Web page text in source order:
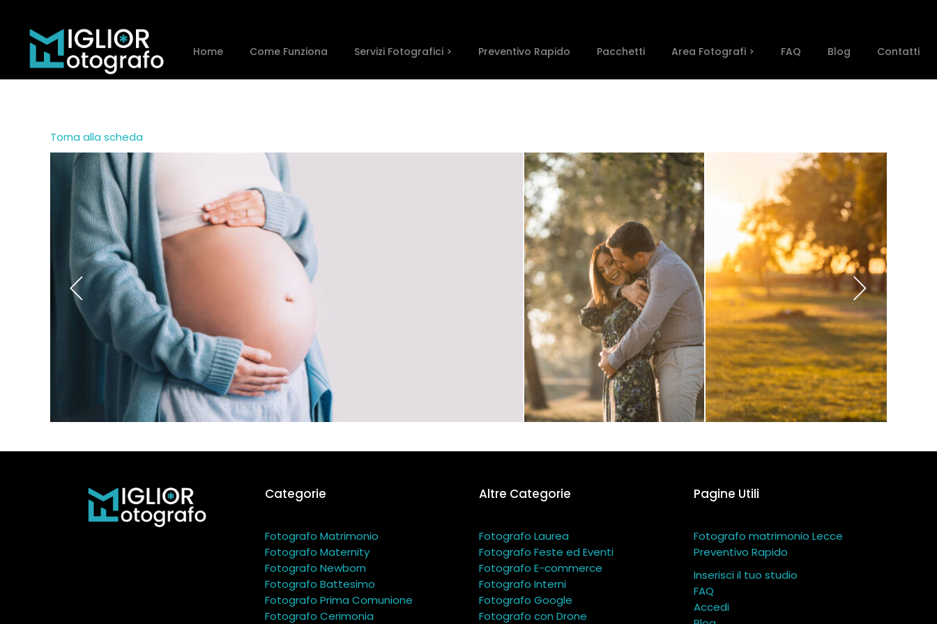
Home Come Funziona Servizi Fotografici > Preventivo Rapido Pacchetti Area Fotografi > FAQ Blog Contatti
Torna alla scheda
Categorie
Fotografo Matrimonio
Fotografo Maternity
Fotografo Newborn
Fotografo Battesimo
Fotografo Prima Comunione
Fotografo Cerimonia
Altre Categorie
Fotografo Laurea
Fotografo Feste ed Eventi
Fotografo E-commerce
Fotografo Interni
Fotografo Google
Fotografo con Drone
Pagine Utili
Fotografo matrimonio Lecce
Preventivo Rapido
Inserisci il tuo studio
FAQ
Accedi